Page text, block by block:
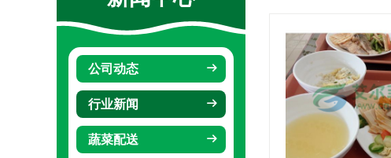
公司动态
行业新闻
蔬菜配送